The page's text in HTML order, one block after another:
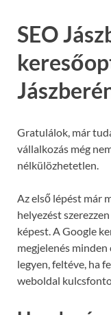
SEO
Gratulálok, már
vállalkozás még
nélkülözhetetlen.
Az első lépést már
helyezést
képest. A Google
megjelenés minden
legyen, feltéve, ha
weboldal